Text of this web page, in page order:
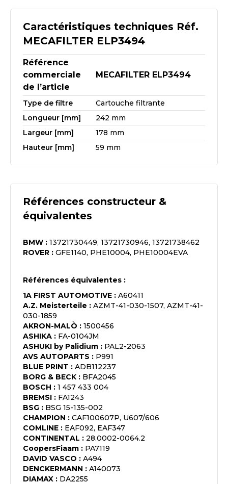
Caractéristiques techniques Réf.
MECAFILTER ELP3494
Référence
commerciale
de l’article
MECAFILTER ELP3494
Type de filtre
Cartouche filtrante
Longueur [mm]
242 mm
Largeur [mm]
178 mm
Hauteur [mm]
59 mm
Références constructeur &
équivalentes
BMW : 13721730449, 13721730946, 13721738462
ROVER : GFE1140, PHE10004, PHE10004EVA
Références équivalentes :
1A FIRST AUTOMOTIVE : A60411
A.Z. Meisterteile : AZMT-41-030-1507, AZMT-41-
030-1859
AKRON-MALÒ : 1500456
ASHIKA : FA-0104JM
ASHUKI by Palidium : PAL2-2063
AVS AUTOPARTS : P991
BLUE PRINT : ADB112237
BORG & BECK : BFA2045
BOSCH : 1 457 433 004
BREMSI : FA1243
BSG : BSG 15-135-002
CHAMPION : CAF100607P, U607/606
COMLINE : EAF092, EAF347
CONTINENTAL : 28.0002-0064.2
CoopersFiaam : PA7119
DAVID VASCO : A494
DENCKERMANN : A140073
DIAMAX : DA2255